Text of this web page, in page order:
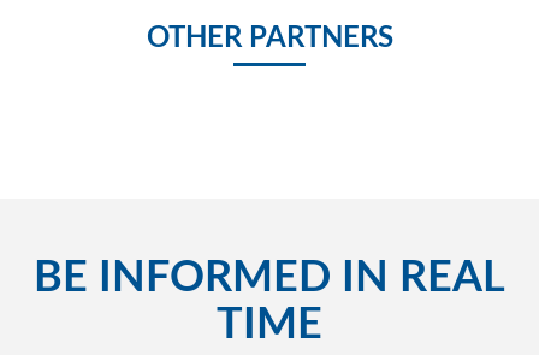
OTHER PARTNERS
BE INFORMED IN REAL
TIME